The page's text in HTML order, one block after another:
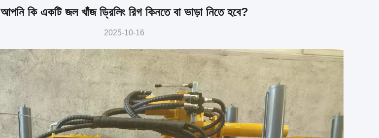
আপনি কি একটি জল খাঁজ ড্রিলিং রিগ কিনতে বা ভাড়া নিতে হবে?
2025-10-16